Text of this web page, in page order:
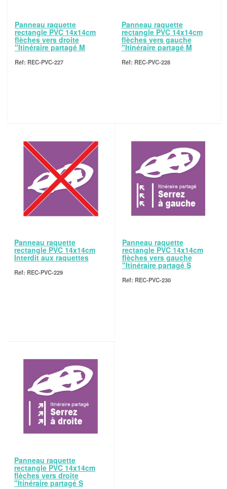
Panneau raquette
rectangle PVC 14x14cm
flèches vers droite
"Itinéraire partagé M
REC-PVC-227
Panneau raquette
rectangle PVC 14x14cm
flèches vers gauche
"Itinéraire partagé M
REC-PVC-228
Panneau raquette
rectangle PVC 14x14cm
Interdit aux raquettes
REC-PVC-229
Panneau raquette
rectangle PVC 14x14cm
flèches vers gauche
"Itinéraire partagé S
REC-PVC-230
Panneau raquette
rectangle PVC 14x14cm
flèches vers droite
"Itinéraire partagé S